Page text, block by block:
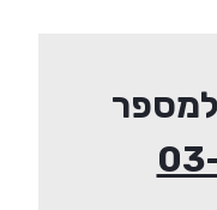
למספר